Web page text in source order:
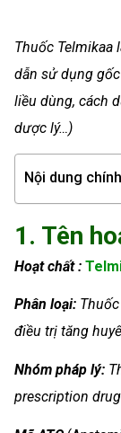
Thuốc Telmikaa
dẫn sử dụng
liều dùng, cách
dược lý…)
Nội dung chính
1. Tên
Hoạt chất :
Phân loại:
điều trị tăng
Nhóm pháp lý:
prescription